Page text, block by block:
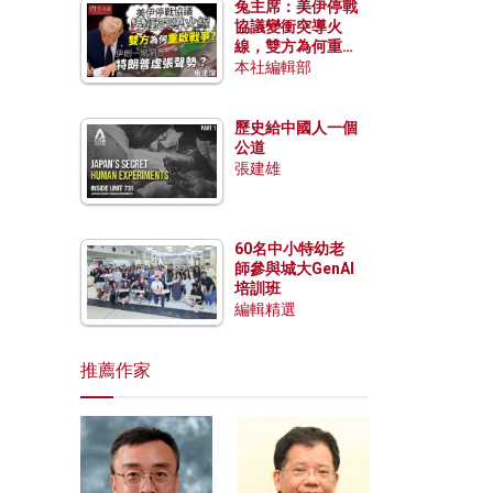
兔主席：美伊停戰
協議變衝突導火
線，雙方為何重啟
戰爭？伊朗一早洞
本社編輯部
歷史給中國人一個
公道
張建雄
60名中小特幼老
師參與城大GenAI
培訓班
編輯精選
推薦作家